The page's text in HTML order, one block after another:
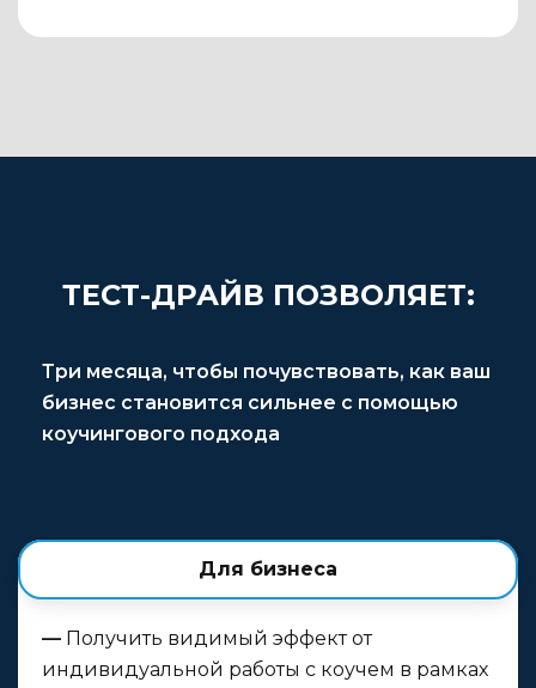
ТЕСТ-ДРАЙВ ПОЗВОЛЯЕТ:
Три месяца, чтобы почувствовать, как ваш
бизнес становится сильнее с помощью
коучингового подхода
Для бизнеса
— Получить видимый эффект от
индивидуальной работы с коучем в рамках